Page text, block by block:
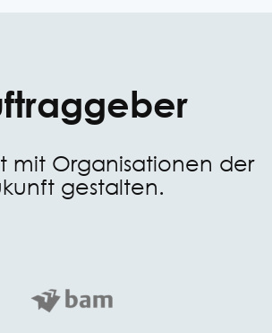
mit Organisationen der
gestalten.